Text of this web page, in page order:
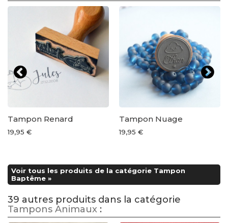
Tampon Renard
19,95 €
Tampon Nuage
19,95 €
Voir tous les produits de la catégorie Tampon
Baptême »
39 autres produits dans la catégorie
Tampons Animaux :